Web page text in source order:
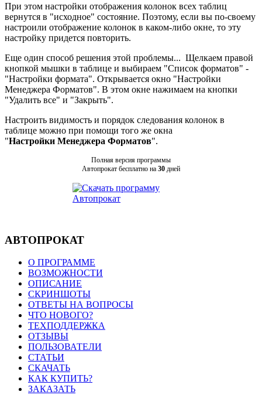
При этом настройки отображения колонок всех таблиц
вернутся в "исходное" состояние. Поэтому, если вы по-своему
настроили отображение колонок в каком-либо окне, то эту
настройку придется повторить.
Еще один способ решения этой проблемы... Щелкаем правой
кнопкой мышки в таблице и выбираем "Список форматов" -
"Настройки формата". Открывается окно "Настройки
Менеджера Форматов". В этом окне нажимаем на кнопки
"Удалить все" и "Закрыть".
Настроить видимость и порядок следования колонок в
таблице можно при помощи того же окна
"Настройки Менеджера Форматов".
Полная версия программы
Автопрокат бесплатно на 30 дней
АВТОПРОКАТ
О ПРОГРАММЕ
ВОЗМОЖНОСТИ
ОПИСАНИЕ
СКРИНШОТЫ
ОТВЕТЫ НА ВОПРОСЫ
ЧТО НОВОГО?
ТЕХПОДДЕРЖКА
ОТЗЫВЫ
ПОЛЬЗОВАТЕЛИ
СТАТЬИ
СКАЧАТЬ
КАК КУПИТЬ?
ЗАКАЗАТЬ